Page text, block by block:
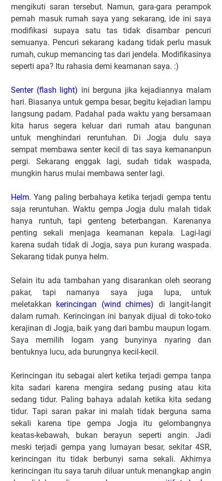
mengikuti saran tersebut. Namun, gara-gara perampok
pernah masuk rumah saya yang sekarang, ide ini saya
modifikasi supaya satu tas tidak disambar pencuri
semuanya. Pencuri sekarang kadang tidak perlu masuk
rumah, cukup memancing tas dari jendela. Modifikasinya
seperti apa? Itu rahasia demi keamanan saya. :)
Senter (flash light) ini berguna jika kejadiannya malam
hari. Biasanya untuk gempa besar, begitu kejadian lampu
langsung padam. Padahal pada waktu yang bersamaan
kita harus segera keluar dari rumah atau bangunan
untuk menghindari reruntuhan. Di Jogja dulu saya
sempat membawa senter kecil di tas saya kemananpun
pergi. Sekarang enggak lagi, sudah tidak waspada,
mungkin harus mulai membawa senter lagi.
Helm. Yang paling berbahaya ketika terjadi gempa tentu
saja reruntuhan. Waktu gempa Jogja dulu malah tidak
hanya runtuh, tapi genteng beterbangan. Karenanya
penting sekali menjaga keamanan kepala. Lagi-lagi
karena sudah tidak di Jogja, saya pun kurang waspada.
Sekarang tidak punya helm.
Selain itu ada tambahan yang disarankan oleh seorang
pakar, tapi namanya saya juga lupa, untuk
meletakkan kerincingan (wind chimes) di langit-langit
dalam rumah. Kerincingan ini banyak dijual di toko-toko
kerajinan di Jogja, baik yang dari bambu maupun logam.
Saya memilih logam yang bunyinya nyaring dan
bentuknya lucu, ada burungnya kecil-kecil.
Kerincingan itu sebagai alert ketika terjadi gempa tanpa
kita sadari karena mengira sedang pusing atau kita
sedang tidur. Paling bahaya adalah ketika kita sedang
tidur. Tapi saran pakar ini malah tidak berguna sama
sekali karena tipe gempa Jogja itu gelombangnya
keatas-kebawah, bukan berayun seperti angin. Jadi
meski terjadi gempa yang lumayan besar, sekitar 4SR,
kerincingan itu tidak berbunyi sama sekali. Akhirnya
kerincingan itu saya taruh diluar untuk menangkap angin